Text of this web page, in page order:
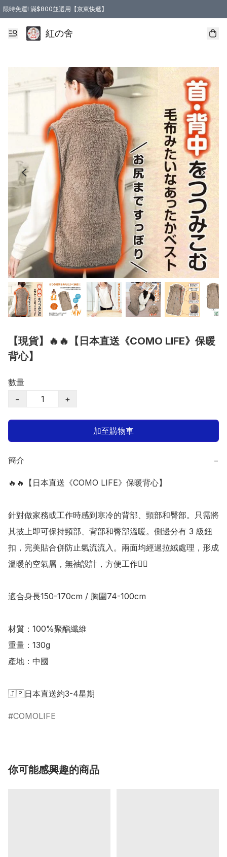
限時免運! 滿$800並選用【京東快遞】
紅の舍
【現貨】🔥🔥【日本直送《COMO LIFE》保暖
背心】
數量
−
+
加至購物車
簡介 −
🔥🔥【日本直送《COMO LIFE》保暖背心】
針對做家務或工作時感到寒冷的背部、頸部和臀部。只需將
其披上即可保持頸部、背部和臀部溫暖。側邊分有 3 級鈕
扣，完美貼合併防止氣流流入。兩面均經過拉絨處理，形成
溫暖的空氣層，無袖設計，方便工作👍🏻
適合身長150-170cm / 胸圍74-100cm
材質：100%聚酯纖維
重量：130g
產地：中國
COMOLIFE
你可能感興趣的商品